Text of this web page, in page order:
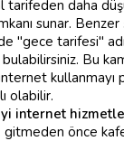
tarifeden daha
sunar.
"gece tarifesi"
Bu
kullanmayı
olabilir.
internet
gitmeden önce